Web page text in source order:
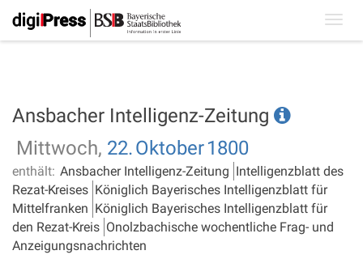
Ansbacher Intelligenz-Zeitung
Mittwoch, 22.Oktober1800
enthält: Ansbacher Intelligenz-Zeitung Intelligenzblatt des
Rezat-Kreises Königlich Bayerisches Intelligenzblatt für
Mittelfranken Königlich Bayerisches Intelligenzblatt für
den Rezat-Kreis Onolzbachische wochentliche Frag- und
Anzeigungsnachrichten